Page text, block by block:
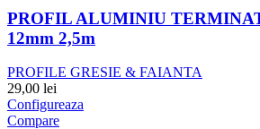
PROFIL ALUMINIU
12mm 2,5m
PROFILE GRESIE & FAIANTA
29,00 lei
Configureaza
Compare